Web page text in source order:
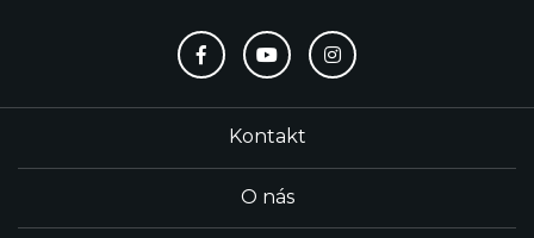
Kontakt
O nás